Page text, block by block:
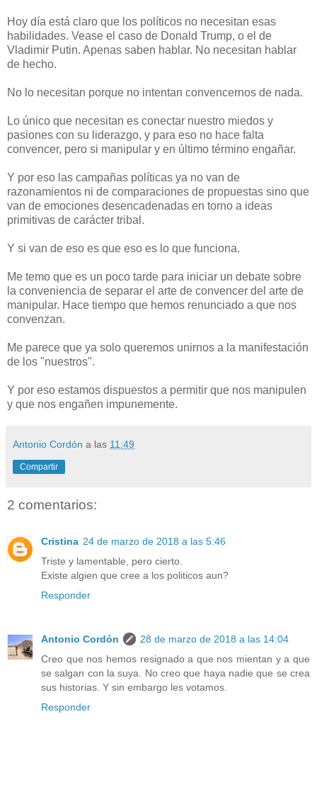
Hoy día está claro que los políticos no necesitan esas
habilidades. Vease el caso de Donald Trump, o el de
Vladimir Putin. Apenas saben hablar. No necesitan hablar
de hecho.
No lo necesitan porque no intentan convencernos de nada.
Lo único que necesitan es conectar nuestro miedos y
pasiones con su liderazgo, y para eso no hace falta
convencer, pero si manipular y en último término engañar.
Y por eso las campañas políticas ya no van de
razonamientos ni de comparaciones de propuestas sino que
van de emociones desencadenadas en torno a ideas
primitivas de carácter tribal.
Y si van de eso es que eso es lo que funciona.
Me temo que es un poco tarde para iniciar un debate sobre
la conveniencia de separar el arte de convencer del arte de
manipular. Hace tiempo que hemos renunciado a que nos
convenzan.
Me parece que ya solo queremos unirnos a la manifestación
de los "nuestros".
Y por eso estamos dispuestos a permitir que nos manipulen
y que nos engañen impunemente.
Antonio Cordón a las 11:49
Compartir
2 comentarios:
Cristina 24 de marzo de 2018 a las 5:46
Triste y lamentable, pero cierto.
Existe algien que cree a los politicos aun?
Responder
Antonio Cordón
28 de marzo de 2018 a las 14:04
Creo que nos hemos resignado a que nos mientan y a que
se salgan con la suya. No creo que haya nadie que se crea
sus historias. Y sin embargo les votamos.
Responder